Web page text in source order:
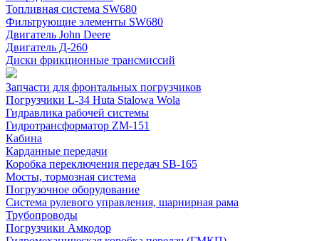
Топливная система SW680
Фильтрующие элементы SW680
Двигатель John Deere
Двигатель Д-260
Диски фрикционные трансмиссий
Запчасти для фронтальных погрузчиков
Погрузчики L-34 Huta Stalowa Wola
Гидравлика рабочей системы
Гидротрансформатор ZM-151
Кабина
Карданные передачи
Коробка переключения передач SB-165
Мосты, тормозная система
Погрузочное оборудование
Система рулевого управления, шарнирная рама
Трубопроводы
Погрузчики Амкодор